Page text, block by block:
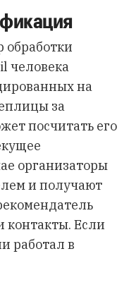
обработки
человека
на
за
посчитать его
организаторы
и получают
Если
работал в